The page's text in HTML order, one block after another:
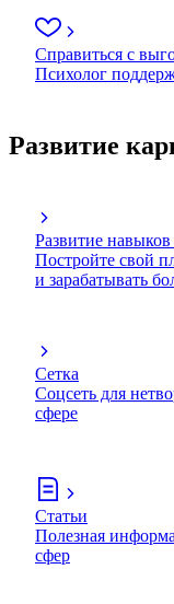
Справиться с
Психолог
Развитие
Развитие
Постройте свой
и зарабатывать
Сетка
Соцсеть для
сфере
Статьи
Полезная
сфер